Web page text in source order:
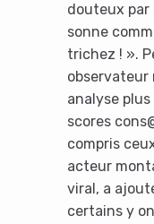
douteux par
sonne
trichez ! ».
observateur
analyse
scores
compris
acteur
viral, a
certains y